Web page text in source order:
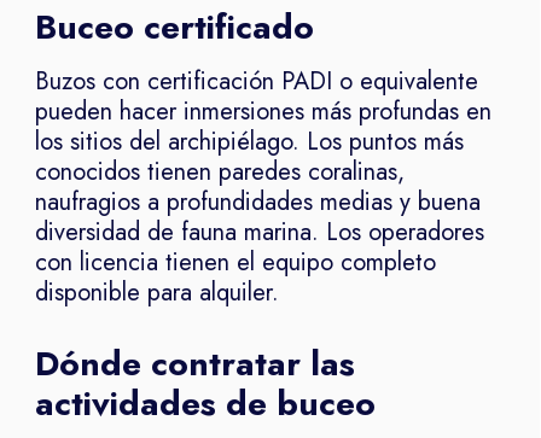
Buceo certificado
Buzos con certificación PADI o equivalente
pueden hacer inmersiones más profundas en
los sitios del archipiélago. Los puntos más
conocidos tienen paredes coralinas,
naufragios a profundidades medias y buena
diversidad de fauna marina. Los operadores
con licencia tienen el equipo completo
disponible para alquiler.
Dónde contratar las
actividades de buceo